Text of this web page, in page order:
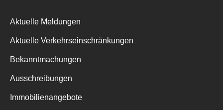
Aktuelle Meldungen
Aktuelle Verkehrseinschränkungen
Bekanntmachungen
Ausschreibungen
Immobilienangebote